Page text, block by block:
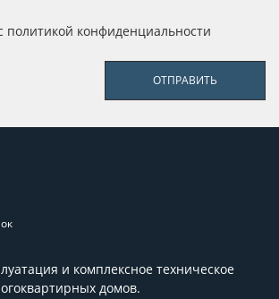
политикой конфиденциальности
ОТПРАВИТЬ
и комплексное техническое
домов.